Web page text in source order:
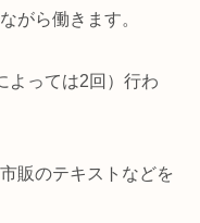
がら働きます。
よっては2回）行わ
販のテキストなどを